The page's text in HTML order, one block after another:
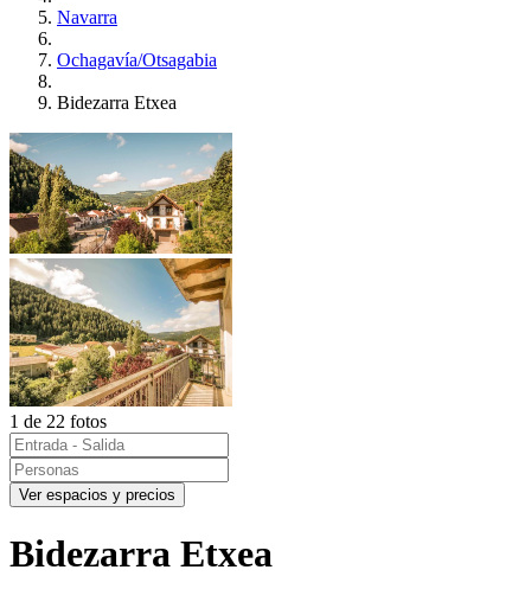
Navarra
Ochagavía/Otsagabia
Bidezarra Etxea
1 de 22 fotos
Ver espacios y precios
Bidezarra Etxea